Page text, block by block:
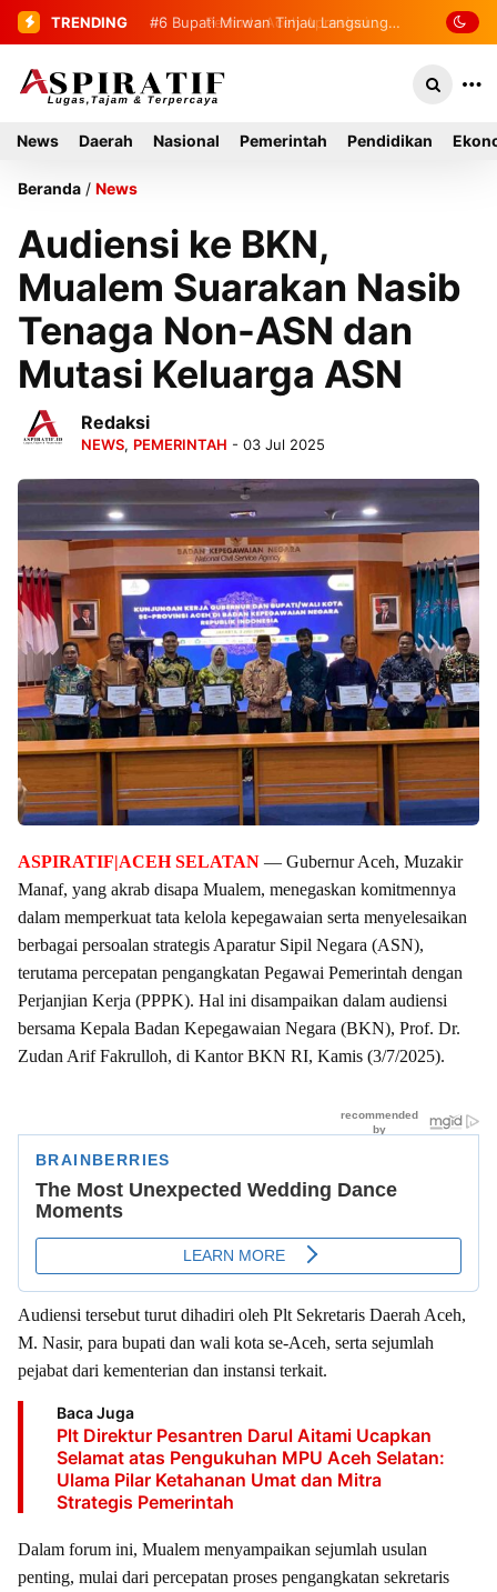
TRENDING #6 Bupati Mirwan Tinjau Langsung
Instruksikan Masuk Program Bantuan
News Daerah Nasional Pemerintah Pendidikan
Beranda / News
Audiensi ke BKN,
Mualem Suarakan Nasib
Tenaga Non-ASN dan
Mutasi Keluarga ASN
Redaksi
NEWS, PEMERINTAH - 03 Jul 2025
ASPIRATIF|ACEH SELATAN — Gubernur Aceh, Muzakir
Manaf, yang akrab disapa Mualem, menegaskan komitmennya
dalam memperkuat tata kelola kepegawaian serta menyelesaikan
berbagai persoalan strategis Aparatur Sipil Negara (ASN),
terutama percepatan pengangkatan Pegawai Pemerintah dengan
Perjanjian Kerja (PPPK). Hal ini disampaikan dalam audiensi
bersama Kepala Badan Kepegawaian Negara (BKN), Prof. Dr.
Zudan Arif Fakrulloh, di Kantor BKN RI, Kamis (3/7/2025).
Audiensi tersebut turut dihadiri oleh Plt Sekretaris Daerah Aceh,
M. Nasir, para bupati dan wali kota se-Aceh, serta sejumlah
pejabat dari kementerian dan instansi terkait.
Baca Juga
Plt Direktur Pesantren Darul Aitami Ucapkan
Selamat atas Pengukuhan MPU Aceh Selatan:
Ulama Pilar Ketahanan Umat dan Mitra
Strategis Pemerintah
Dalam forum ini, Mualem menyampaikan sejumlah usulan
penting, mulai dari percepatan proses pengangkatan sekretaris